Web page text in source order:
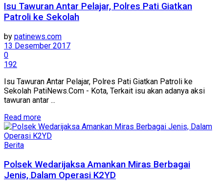
Isu Tawuran Antar Pelajar, Polres Pati Giatkan
Patroli ke Sekolah
by patinews.com
13 Desember 2017
0
192
Isu Tawuran Antar Pelajar, Polres Pati Giatkan Patroli ke
Sekolah PatiNews.Com - Kota, Terkait isu akan adanya aksi
tawuran antar ...
Read moreDetails
Berita
Polsek Wedarijaksa Amankan Miras Berbagai
Jenis, Dalam Operasi K2YD